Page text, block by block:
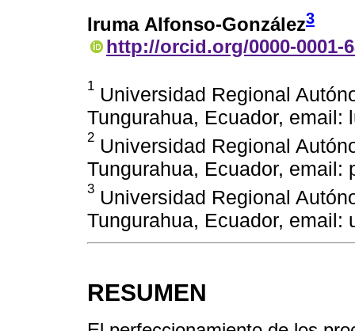
Iruma Alfonso-González3
http://orcid.org/0000-0001-
1 Universidad Regional
Tungurahua, Ecuador, email:
2 Universidad Regional
Tungurahua, Ecuador, email:
3 Universidad Regional
Tungurahua, Ecuador, email:
RESUMEN